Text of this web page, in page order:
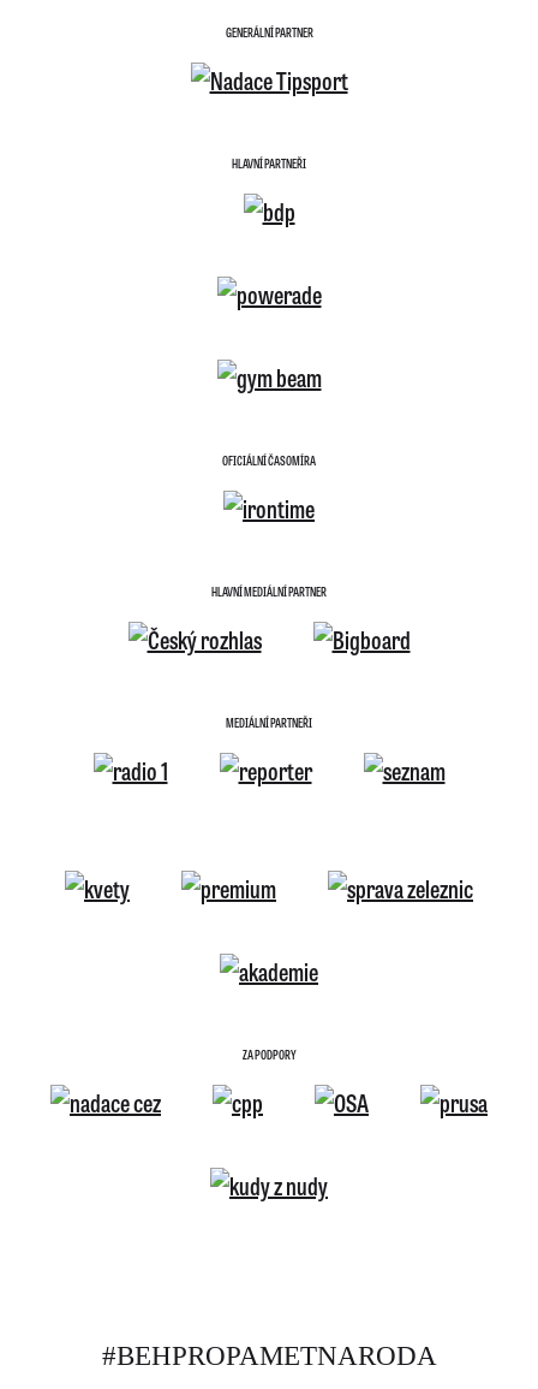
GENERÁLNÍ PARTNER
HLAVNÍ PARTNEŘI
OFICIÁLNÍ ČASOMÍRA
HLAVNÍ MEDIÁLNÍ PARTNER
MEDIÁLNÍ PARTNEŘI
ZA PODPORY
#BEHPROPAMETNARODA